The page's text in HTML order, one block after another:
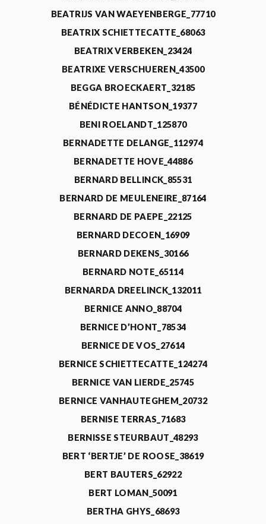
BEATRIJS VAN WAEYENBERGE_77710
BEATRIX SCHIETTECATTE_68063
BEATRIX VERBEKEN_23424
BEATRIXE VERSCHUEREN_43500
BEGGA BROECKAERT_32185
BÉNÉDICTE HANTSON_19377
BENI ROELANDT_125870
BERNADETTE DELANGE_112974
BERNADETTE HOVE_44886
BERNARD BELLINCK_85531
BERNARD DE MEULENEIRE_87164
BERNARD DE PAEPE_22125
BERNARD DECOEN_16909
BERNARD DEKENS_30166
BERNARD NOTE_65114
BERNARDA DREELINCK_132011
BERNICE ANNO_88704
BERNICE D’HONT_78534
BERNICE DE VOS_27614
BERNICE SCHIETTECATTE_124274
BERNICE VAN LIERDE_25745
BERNICE VANHAUTEGHEM_20732
BERNISE TERRAS_71683
BERNISSE STEURBAUT_48293
BERT ‘BERTJE’ DE ROOSE_38619
BERT BAUTERS_62922
BERT LOMAN_50091
BERTHA GHYS_68693